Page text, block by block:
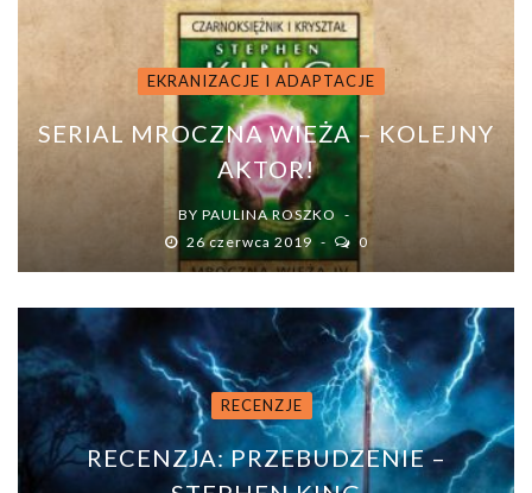
EKRANIZACJE I ADAPTACJE
SERIAL MROCZNA WIEŻA – KOLEJNY
AKTOR!
BY PAULINA ROSZKO
26 czerwca 2019
0
RECENZJE
RECENZJA: PRZEBUDZENIE –